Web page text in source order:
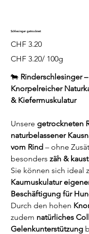
Schlesinger getrocknet
Preis
CHF 3.20
CHF 3.20
pro
CHF 3.20/ 100g
🐄 Rinderschlesinger
Knorpelreicher
& Kiefermuskulatur
Unsere getrockneten
naturbelassener
vom Rind – ohne
besonderszäh &
Sie können sich ideal
Kaumuskulatur
Beschäftigung für
Durch den hohen
zudem natürliches
Gelenkunterstützung